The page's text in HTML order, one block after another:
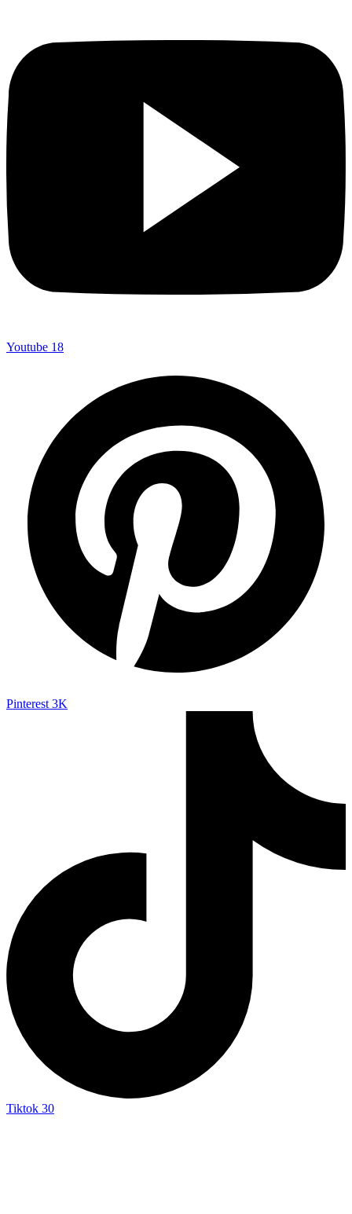
Youtube 18
Pinterest 3K
Tiktok 30